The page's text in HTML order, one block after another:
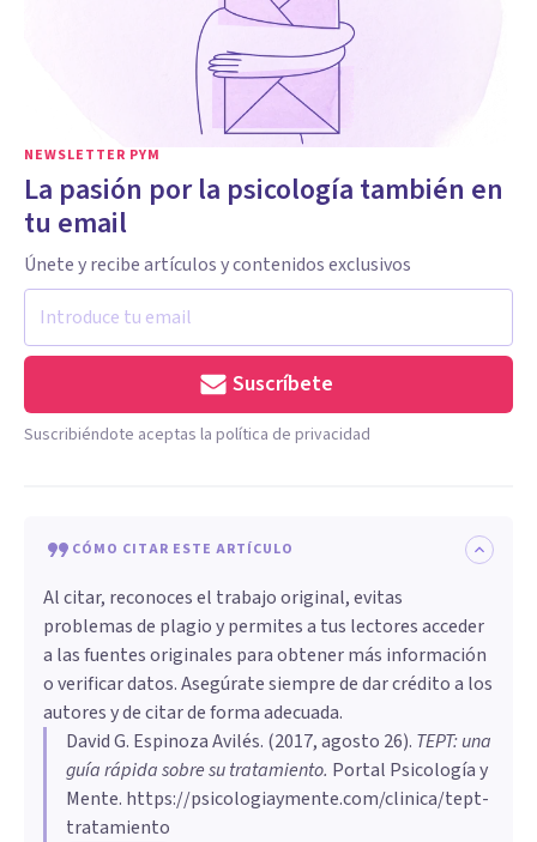
NEWSLETTER PYM
La pasión por la psicología también en
tu email
Únete y recibe artículos y contenidos exclusivos
Suscríbete
Suscribiéndote aceptas la política de privacidad
CÓMO CITAR ESTE ARTÍCULO
Al citar, reconoces el trabajo original, evitas
problemas de plagio y permites a tus lectores acceder
a las fuentes originales para obtener más información
o verificar datos. Asegúrate siempre de dar crédito a los
autores y de citar de forma adecuada.
David G. Espinoza Avilés. (2017, agosto 26). TEPT: una
guía rápida sobre su tratamiento. Portal Psicología y
Mente. https://psicologiaymente.com/clinica/tept-
tratamiento